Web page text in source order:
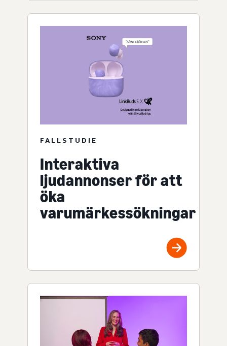
FALLSTUDIE
Interaktiva
ljudannonser för att
öka
varumärkessökningar